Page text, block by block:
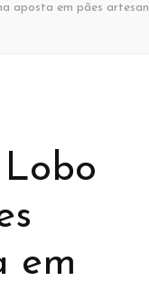
aposta em pães
em